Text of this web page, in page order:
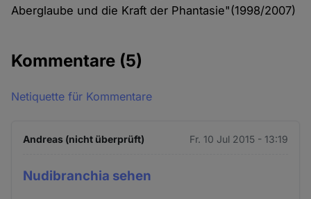
Aberglaube und die Kraft der Phantasie"(1998/2007)
Kommentare (5)
Netiquette für Kommentare
Andreas (nicht überprüft) Fr. 10 Jul 2015 - 13:19
Nudibranchia sehen